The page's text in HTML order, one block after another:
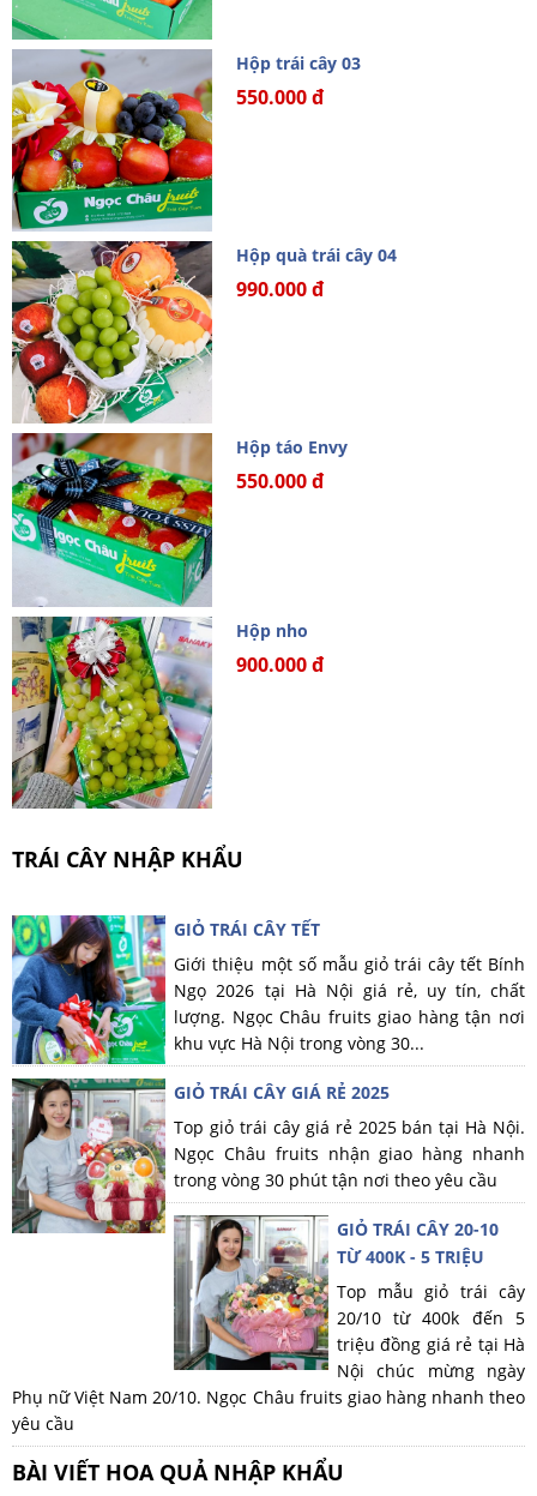
Hộp trái cây 03
550.000 đ
Hộp quà trái cây 04
990.000 đ
Hộp táo Envy
550.000 đ
Hộp nho
900.000 đ
TRÁI CÂY NHẬP KHẨU
GIỎ TRÁI CÂY TẾT
Giới thiệu một số mẫu giỏ trái cây tết Bính
Ngọ 2026 tại Hà Nội giá rẻ, uy tín, chất
lượng. Ngọc Châu fruits giao hàng tận nơi
khu vực Hà Nội trong vòng 30...
GIỎ TRÁI CÂY GIÁ RẺ 2025
Top giỏ trái cây giá rẻ 2025 bán tại Hà Nội.
Ngọc Châu fruits nhận giao hàng nhanh
trong vòng 30 phút tận nơi theo yêu cầu
GIỎ TRÁI CÂY 20-10
TỪ 400K - 5 TRIỆU
Top mẫu giỏ trái cây
20/10 từ 400k đến 5
triệu đồng giá rẻ tại Hà
Nội chúc mừng ngày
Phụ nữ Việt Nam 20/10. Ngọc Châu fruits giao hàng nhanh theo
yêu cầu
BÀI VIẾT HOA QUẢ NHẬP KHẨU